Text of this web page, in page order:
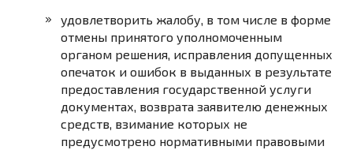
удовлетворить жалобу, в том числе в форме
отмены принятого уполномоченным
органом решения, исправления допущенных
опечаток и ошибок в выданных в результате
предоставления государственной услуги
документах, возврата заявителю денежных
средств, взимание которых не
предусмотрено нормативными правовыми